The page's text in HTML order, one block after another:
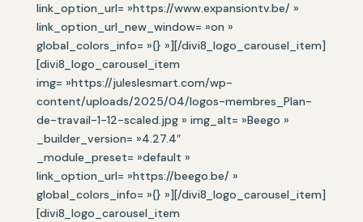
link_option_url= »https://www.expansiontv.be/ »
link_option_url_new_window= »on »
global_colors_info= »{} »][/divi8_logo_carousel_item]
[divi8_logo_carousel_item
img= »https://juleslesmart.com/wp-
content/uploads/2025/04/logos-membres_Plan-
de-travail-1-12-scaled.jpg » img_alt= »Beego »
_builder_version= »4.27.4″
_module_preset= »default »
link_option_url= »https://beego.be/ »
global_colors_info= »{} »][/divi8_logo_carousel_item]
[divi8_logo_carousel_item